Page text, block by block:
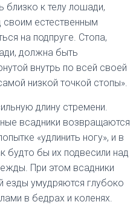
близко к телу лошади,
своим естественным
на подпруге. Стопа,
должна быть
внутрь по всей своей
низкой точкой стопы».
длину стремени.
всадники возвращаются
«удлинить ногу», и в
будто бы их подвесили над
При этом всадники
умудряются глубоко
в бедрах и коленях.